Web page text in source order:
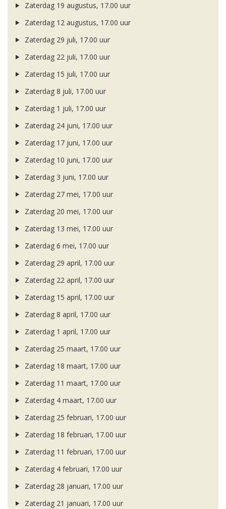
Zaterdag 19 augustus, 17.00 uur
Zaterdag 12 augustus, 17.00 uur
Zaterdag 29 juli, 17.00 uur
Zaterdag 22 juli, 17.00 uur
Zaterdag 15 juli, 17.00 uur
Zaterdag 8 juli, 17.00 uur
Zaterdag 1 juli, 17.00 uur
Zaterdag 24 juni, 17.00 uur
Zaterdag 17 juni, 17.00 uur
Zaterdag 10 juni, 17.00 uur
Zaterdag 3 juni, 17.00 uur
Zaterdag 27 mei, 17.00 uur
Zaterdag 20 mei, 17.00 uur
Zaterdag 13 mei, 17.00 uur
Zaterdag 6 mei, 17.00 uur
Zaterdag 29 april, 17.00 uur
Zaterdag 22 april, 17.00 uur
Zaterdag 15 april, 17.00 uur
Zaterdag 8 april, 17.00 uur
Zaterdag 1 april, 17.00 uur
Zaterdag 25 maart, 17.00 uur
Zaterdag 18 maart, 17.00 uur
Zaterdag 11 maart, 17.00 uur
Zaterdag 4 maart, 17.00 uur
Zaterdag 25 februari, 17.00 uur
Zaterdag 18 februari, 17.00 uur
Zaterdag 11 februari, 17.00 uur
Zaterdag 4 februari, 17.00 uur
Zaterdag 28 januari, 17.00 uur
Zaterdag 21 januari, 17.00 uur